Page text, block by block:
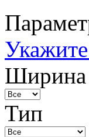
Ширина
Тип